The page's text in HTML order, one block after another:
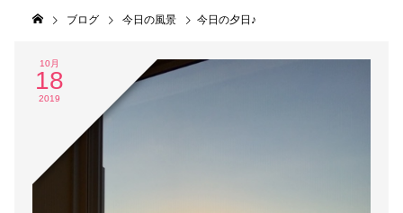
ブログ 今日の風景 今日の夕日♪
10月
18
2019